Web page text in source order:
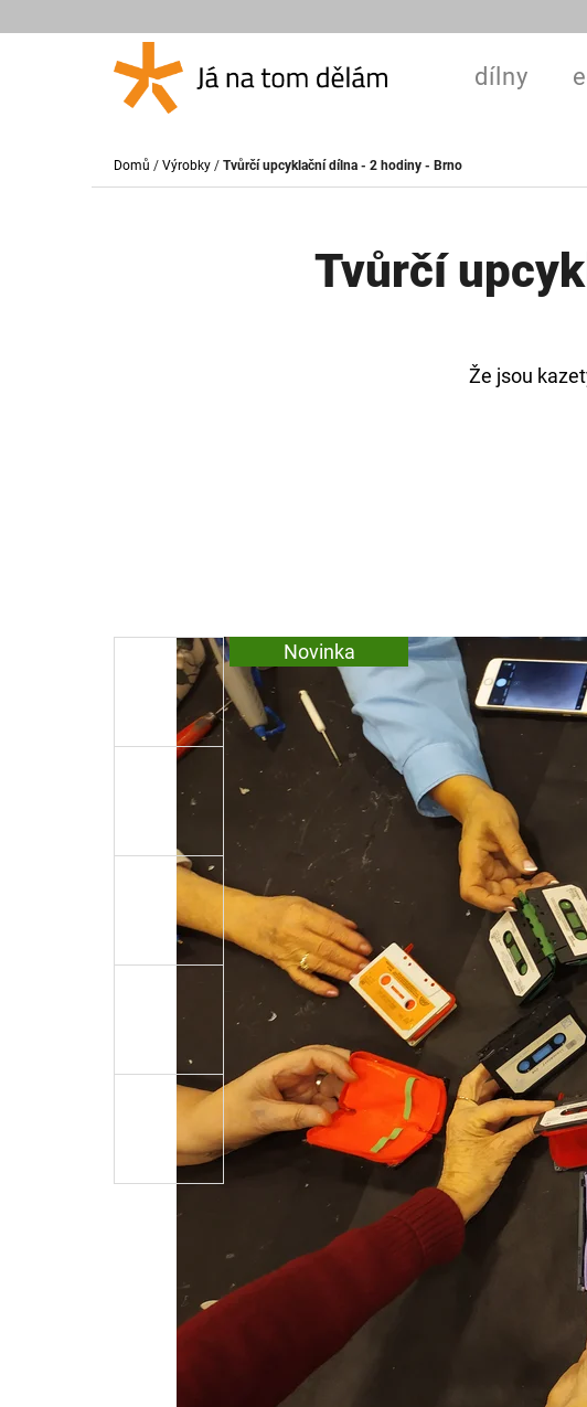
dílny
Domů / Výrobky / Tvůrčí upcyklační dílna - 2 hodiny - Brno
Tvůrčí
Že jsou
Novinka